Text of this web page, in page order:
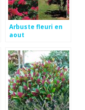
Arbuste fleuri en
aout